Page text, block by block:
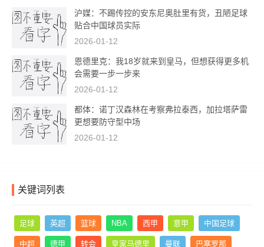
沪媒：不踢传控的安东尼奥肚里有货，丑陋足球
贴合中国球员实际
2026-01-12
恩德里克：我18岁就来到皇马，但想获得更多机
会需要一步一步来
2026-01-12
都体：诺丁汉森林在考察弗拉泰西，加拉塔萨雷
更想要防守型中场
2026-01-12
关键词列表
足球 英超 篮球 NBA 西甲 意甲 中国足球
中超 德甲 转会 皇家马德里 曼联 巴塞罗那